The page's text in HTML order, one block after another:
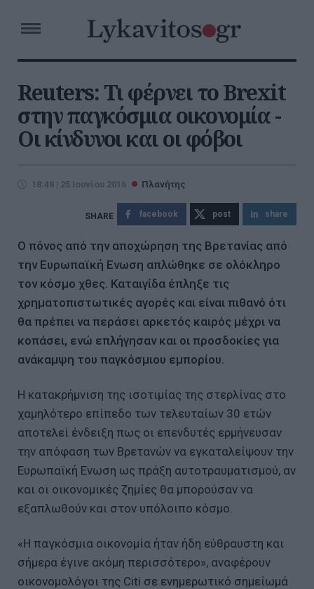
Reuters: Τι φέρνει το Brexit
στην παγκόσμια οικονομία -
Οι κίνδυνοι και οι φόβοι
18:48 | 25 Ιουνίου 2016 Πλανήτης
facebook post share
Ο πόνος από την αποχώρηση της Βρετανίας από
την Ευρωπαϊκή Ενωση απλώθηκε σε ολόκληρο
τον κόσμο χθες. Καταιγίδα έπληξε τις
χρηματοπιστωτικές αγορές και είναι πιθανό ότι
θα πρέπει να περάσει αρκετός καιρός μέχρι να
κοπάσει, ενώ επλήγησαν και οι προσδοκίες για
ανάκαμψη του παγκόσμιου εμπορίου.
Η κατακρήμνιση της ισοτιμίας της στερλίνας στο
χαμηλότερο επίπεδο των τελευταίων 30 ετών
αποτελεί ένδειξη πως οι επενδυτές ερμήνευσαν
την απόφαση των Βρετανών να εγκαταλείψουν την
Ευρωπαϊκή Ενωση ως πράξη αυτοτραυματισμού, αν
και οι οικονομικές ζημίες θα μπορούσαν να
εξαπλωθούν και στον υπόλοιπο κόσμο.
«Η παγκόσμια οικονομία ήταν ήδη εύθραυστη και
σήμερα έγινε ακόμη περισσότερο», αναφέρουν
οικονομολόγοι της Citi σε ενημερωτικό σημείωμά